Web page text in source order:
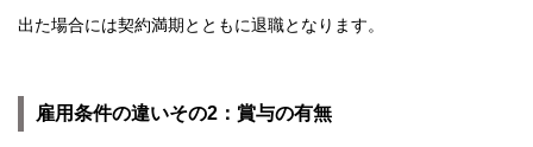
出た場合には契約満期とともに退職となります。
雇用条件の違いその2：賞与の有無